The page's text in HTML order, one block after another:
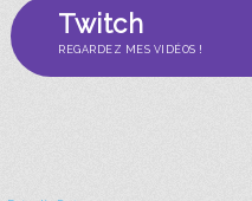
Twitch
REGARDEZ MES VIDÉOS !